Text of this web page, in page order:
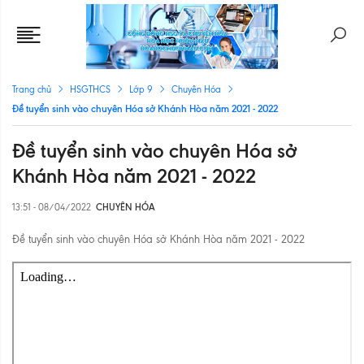
Trang chủ HSGTHCS Lớp 9 Chuyên Hóa
Đề tuyển sinh vào chuyên Hóa sở Khánh Hòa năm 2021 - 2022
Đề tuyển sinh vào chuyên Hóa sở
Khánh Hòa năm 2021 - 2022
13:51 - 08/04/2022 CHUYÊN HÓA
Đề tuyển sinh vào chuyên Hóa sở Khánh Hòa năm 2021 - 2022